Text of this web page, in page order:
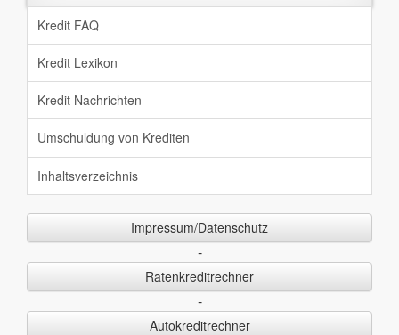
Kredit FAQ
Kredit Lexikon
Kredit Nachrichten
Umschuldung von Krediten
Inhaltsverzeichnis
Impressum/Datenschutz
-
Ratenkreditrechner
-
Autokreditrechner